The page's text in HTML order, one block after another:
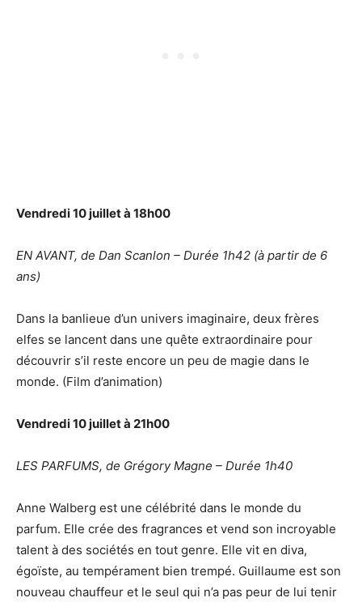
Vendredi 10 juillet à 18h00
EN AVANT, de Dan Scanlon – Durée 1h42 (à partir de 6
ans)
Dans la banlieue d’un univers imaginaire, deux frères
elfes se lancent dans une quête extraordinaire pour
découvrir s’il reste encore un peu de magie dans le
monde. (Film d’animation)
Vendredi 10 juillet à 21h00
LES PARFUMS, de Grégory Magne – Durée 1h40
Anne Walberg est une célébrité dans le monde du
parfum. Elle crée des fragrances et vend son incroyable
talent à des sociétés en tout genre. Elle vit en diva,
égoïste, au tempérament bien trempé. Guillaume est son
nouveau chauffeur et le seul qui n’a pas peur de lui tenir